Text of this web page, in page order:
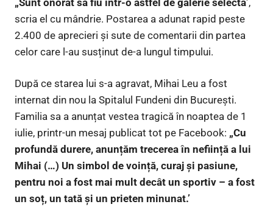
scria el cu mândrie. Postarea a adunat rapid peste
2.400 de aprecieri și sute de comentarii din partea
celor care l-au susținut de-a lungul timpului.
După ce starea lui s-a agravat, Mihai Leu a fost
internat din nou la Spitalul Fundeni din București.
Familia sa a anunțat vestea tragică în noaptea de 1
iulie, printr-un mesaj publicat tot pe Facebook: „Cu
profundă durere, anunțăm trecerea în neființă a lui
Mihai (…) Un simbol de voință, curaj și pasiune,
pentru noi a fost mai mult decât un sportiv – a fost
un soț, un tată și un prieten minunat.’